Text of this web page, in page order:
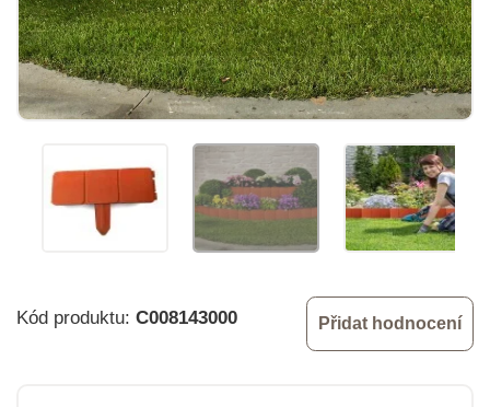
Kód produktu: C008143000 Přidat hodnocení